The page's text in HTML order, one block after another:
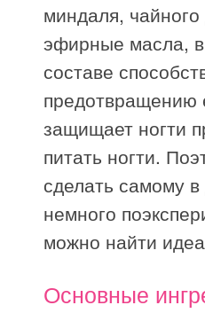
миндаля,
эфирные масла,
составе
предотвращению
защищает ногти
питать ногти.
сделать самому
немного
можно найти
Основные